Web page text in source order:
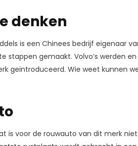
denken
is een Chinees bedrijf eigenaar
gemaakt. Volvo’s werden
geïntroduceerd. Wie weet kunnen
is voor de rouwauto van dit merk niet